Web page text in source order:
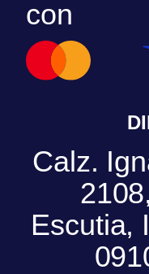
con
Calz.
Escutia,